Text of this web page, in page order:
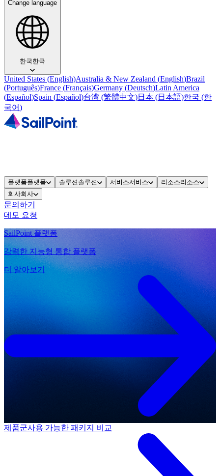
Change language
한국한국
United States (English)Australia & New Zealand (English)Brazil
(Português)France (Français)Germany (Deutsch)Latin America
(Español)Spain (Español)台湾 (繁體中文)日本 (日本語)한국 (한
국어)
플랫폼플랫폼 솔루션 솔루션 서비스서비스 리소스리소스
회사회사
문의하기
데모 요청
SailPoint 플랫폼
강력한 지능형 통합 플랫폼
더 알아보기
제품군사용 가능한 패키지 비교